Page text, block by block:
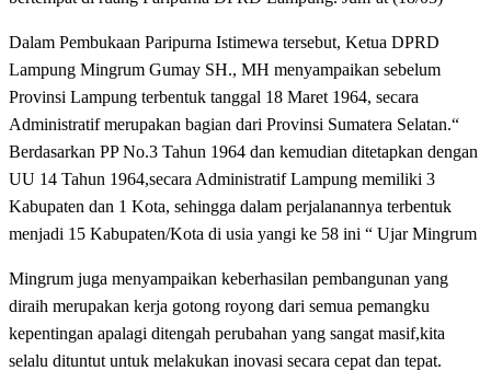
Dalam Pembukaan Paripurna Istimewa tersebut, Ketua DPRD
Lampung Mingrum Gumay SH., MH menyampaikan sebelum
Provinsi Lampung terbentuk tanggal 18 Maret 1964, secara
Administratif merupakan bagian dari Provinsi Sumatera Selatan.“
Berdasarkan PP No.3 Tahun 1964 dan kemudian ditetapkan dengan
UU 14 Tahun 1964,secara Administratif Lampung memiliki 3
Kabupaten dan 1 Kota, sehingga dalam perjalanannya terbentuk
menjadi 15 Kabupaten/Kota di usia yangi ke 58 ini “ Ujar Mingrum
Mingrum juga menyampaikan keberhasilan pembangunan yang
diraih merupakan kerja gotong royong dari semua pemangku
kepentingan apalagi ditengah perubahan yang sangat masif,kita
selalu dituntut untuk melakukan inovasi secara cepat dan tepat.